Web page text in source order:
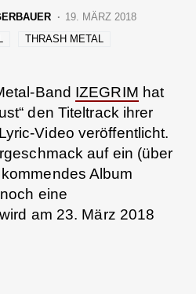
19. MÄRZ 2018
THRASH METAL
Band IZEGRIM hat
den Titeltrack ihrer
Video veröffentlicht.
auf ein (über
Album
eine
am 23. März 2018